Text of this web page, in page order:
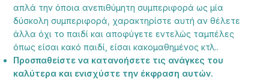
απλά την όποια ανεπιθύμητη συμπεριφορά ως μία
δύσκολη συμπεριφορά, χαρακτηρίστε αυτή αν θέλετε
άλλα όχι το παιδί και αποφύγετε εντελώς ταμπέλες
όπως είσαι κακό παιδί, είσαι κακομαθημένος κτλ..
Προσπαθείστε να κατανοήσετε τις ανάγκες του
καλύτερα και ενισχύστε την έκφραση αυτών.